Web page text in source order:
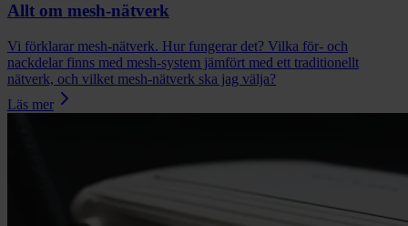
Allt om mesh-nätverk
Vi förklarar mesh-nätverk. Hur fungerar det? Vilka för- och
nackdelar finns med mesh-system jämfört med ett traditionellt
nätverk, och vilket mesh-nätverk ska jag välja?
Läs mer